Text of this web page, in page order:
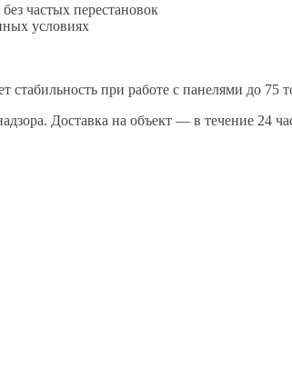
частых перестановок
условиях
при работе с панелями до 75
Доставка на объект — в течение 24